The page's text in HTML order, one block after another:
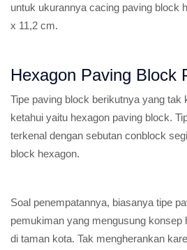
untuk ukurannya cacing paving block
x 11,2 cm.
Hexagon Paving Block
Tipe paving block berikutnya yang tak
ketahui yaitu hexagon paving block.
terkenal dengan sebutan conblock
block hexagon.
Soal penempatannya, biasanya tipe
pemukiman yang mengusung konsep
di taman kota. Tak mengherankan